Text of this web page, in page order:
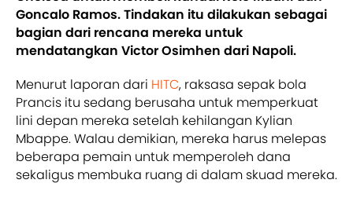
Goncalo Ramos. Tindakan itu dilakukan sebagai
bagian dari rencana mereka untuk
mendatangkan Victor Osimhen dari Napoli.
Menurut laporan dari HITC, raksasa sepak bola
Prancis itu sedang berusaha untuk memperkuat
lini depan mereka setelah kehilangan Kylian
Mbappe. Walau demikian, mereka harus melepas
beberapa pemain untuk memperoleh dana
sekaligus membuka ruang di dalam skuad mereka.